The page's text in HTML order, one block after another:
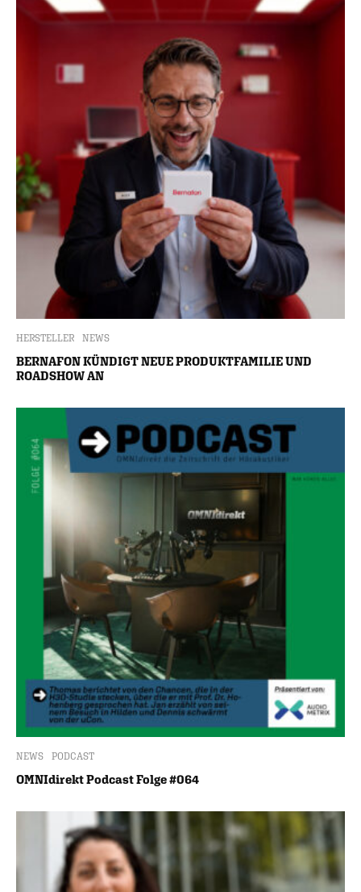
HERSTELLER NEWS
BERNAFON KÜNDIGT NEUE PRODUKTFAMILIE UND
ROADSHOW AN
NEWS PODCAST
OMNIdirekt Podcast Folge #064